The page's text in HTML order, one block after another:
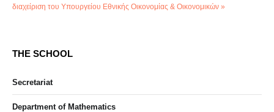
διαχείριση του Υπουργείου Εθνικής Οικονομίας & Οικονομικών »
THE SCHOOL
Secretariat
Department of Mathematics